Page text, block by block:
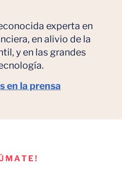
experta en
en alivio de la
y en las grandes
en la prensa